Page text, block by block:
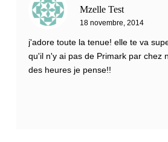
Mzelle Test
18 novembre, 2014
j'adore toute la tenue! elle te va
qu'il n'y ai pas de Primark par chez
des heures je pense!!